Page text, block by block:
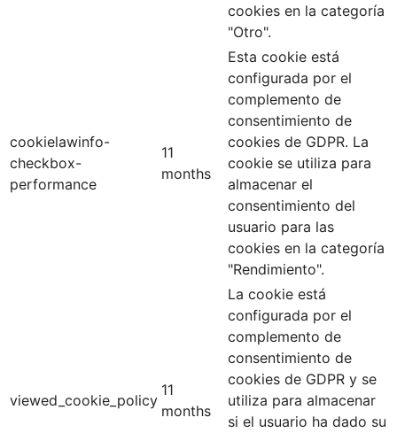
cookies en la categoría
"Otro".
cookielawinfo-
checkbox-
performance
11
months
Esta cookie está
configurada por el
complemento de
consentimiento de
cookies de GDPR. La
cookie se utiliza para
almacenar el
consentimiento del
usuario para las
cookies en la categoría
"Rendimiento".
viewed_cookie_policy
11
months
La cookie está
configurada por el
complemento de
consentimiento de
cookies de GDPR y se
utiliza para almacenar
si el usuario ha dado su